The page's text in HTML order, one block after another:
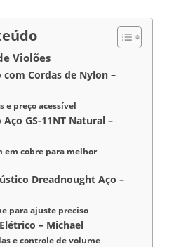
Violões
com Cordas de Nylon –
e preço acessível
GS-11NT Natural –
em cobre para melhor
Dreadnought Aço –
para ajuste preciso
– Michael
e controle de volume